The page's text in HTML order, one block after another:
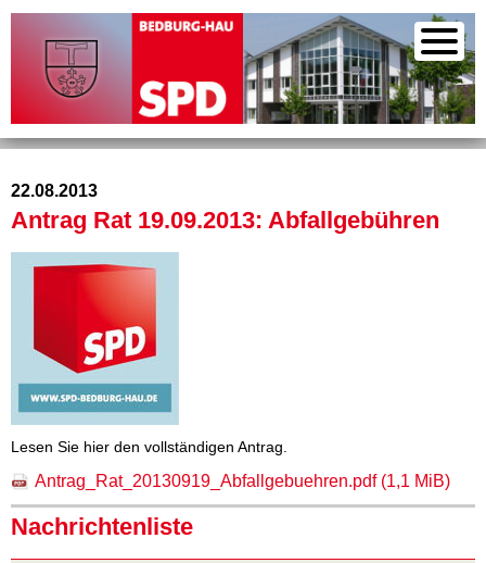
22.08.2013
Antrag Rat 19.09.2013: Abfallgebühren
Lesen Sie hier den vollständigen Antrag.
Antrag_Rat_20130919_Abfallgebuehren.pdf (1,1 MiB)
Nachrichtenliste